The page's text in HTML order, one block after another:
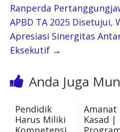
Ranperda
APBD TA 2025 Disetujui,
Apresiasi Sinergitas
Eksekutif →
Anda Juga
Pendidik
Harus Miliki
Amanat
Kasad |